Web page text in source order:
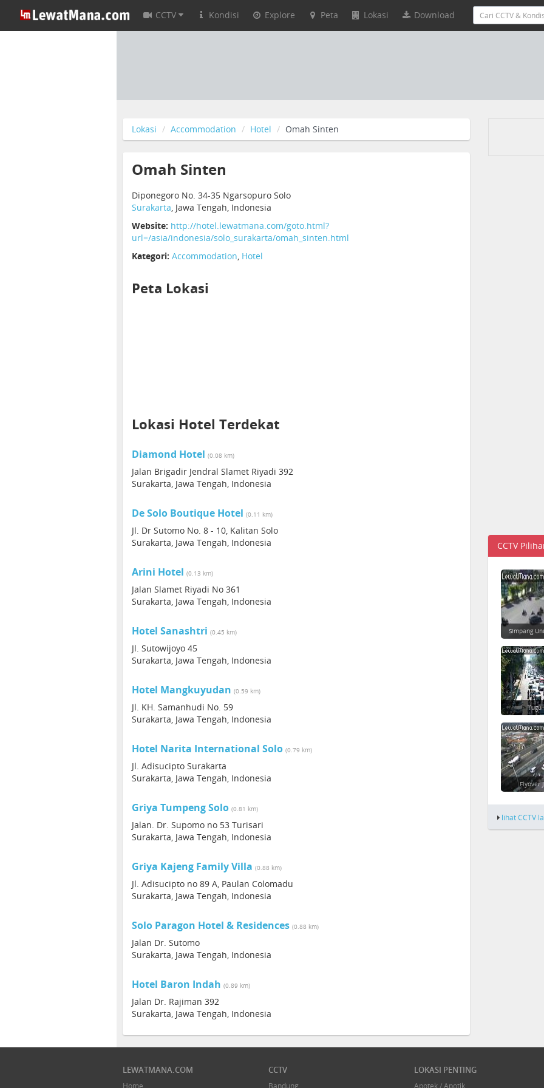
CCTV Kondisi Explore Peta Lokasi Download
Lokasi Accommodation Hotel Omah Sinten
Omah Sinten
Diponegoro No. 34-35 Ngarsopuro Solo
Surakarta, Jawa Tengah, Indonesia
Website: http://hotel.lewatmana.com/goto.html?
url=/asia/indonesia/solo_surakarta/omah_sinten.html
Kategori: Accommodation, Hotel
Peta Lokasi
Lokasi Hotel Terdekat
Diamond Hotel (0.08 km)
Jalan Brigadir Jendral Slamet Riyadi 392
Surakarta, Jawa Tengah, Indonesia
De Solo Boutique Hotel (0.11 km)
Jl. Dr Sutomo No. 8 - 10, Kalitan Solo
Surakarta, Jawa Tengah, Indonesia
Arini Hotel (0.13 km)
Jalan Slamet Riyadi No 361
Surakarta, Jawa Tengah, Indonesia
Hotel Sanashtri (0.45 km)
Jl. Sutowijoyo 45
Surakarta, Jawa Tengah, Indonesia
Hotel Mangkuyudan (0.59 km)
Jl. KH. Samanhudi No. 59
Surakarta, Jawa Tengah, Indonesia
Hotel Narita International Solo (0.79 km)
Jl. Adisucipto Surakarta
Surakarta, Jawa Tengah, Indonesia
Griya Tumpeng Solo (0.81 km)
Jalan. Dr. Supomo no 53 Turisari
Surakarta, Jawa Tengah, Indonesia
Griya Kajeng Family Villa (0.88 km)
Jl. Adisucipto no 89 A, Paulan Colomadu
Surakarta, Jawa Tengah, Indonesia
Solo Paragon Hotel & Residences (0.88 km)
Jalan Dr. Sutomo
Surakarta, Jawa Tengah, Indonesia
Hotel Baron Indah (0.89 km)
Jalan Dr. Rajiman 392
Surakarta, Jawa Tengah, Indonesia
CCTV
Simpang
Tugu
Flyover
lihat CCTV
LEWATMANA.COM
Home
CCTV
Bandung
LOKASI PENTING
Apotek / Apotik